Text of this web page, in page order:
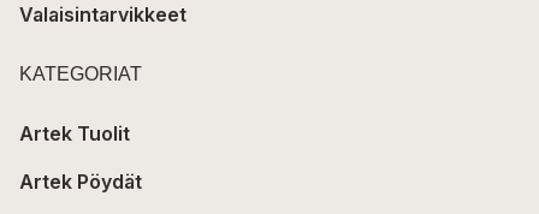
Valaisintarvikkeet
KATEGORIAT
Artek Tuolit
Artek Pöydät